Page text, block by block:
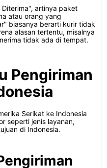
artinya paket
atau orang yang
biasanya berarti kurir tidak
alasan tertentu, misalnya
tidak ada di tempat.
Pengiriman
Serikat ke Indonesia
seperti jenis layanan,
di Indonesia.